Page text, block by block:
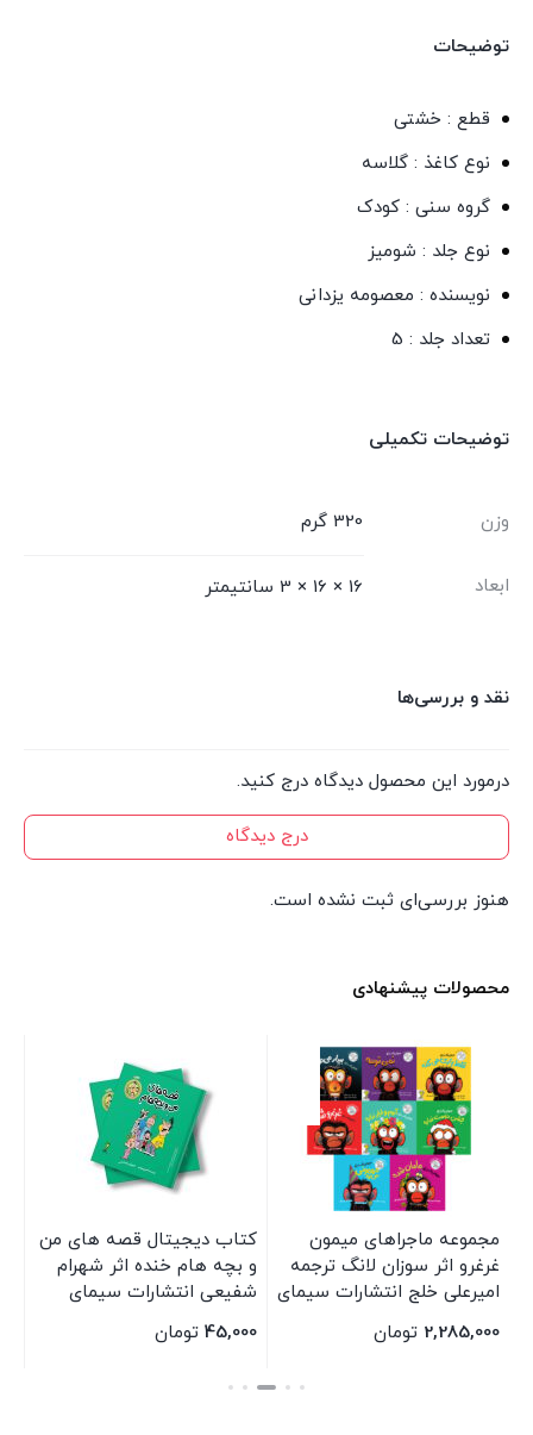
شرق
توضیحات
قطع : خشتی
نوع کاغذ : گلاسه
گروه سنی : کودک
نوع جلد : شومیز
نویسنده : معصومه یزدانی
تعداد جلد : 5
توضیحات تکمیلی
وزن 320 گرم
ابعاد 16 × 16 × 3 سانتیمتر
نقد و بررسی‌ها
درمورد این محصول دیدگاه درج کنید.
درج دیدگاه
هنوز بررسی‌ای ثبت نشده است.
محصولات پیشنهادی
مجموعه ماجراهای میمون
غرغرو اثر سوزان لانگ ترجمه
امیرعلی خلج انتشارات سیمای
2,285,000 تومان
کتاب دیجیتال قصه های من
و بچه هام خنده اثر شهرام
شفیعی انتشارات سیمای
45,000 تومان
بستن